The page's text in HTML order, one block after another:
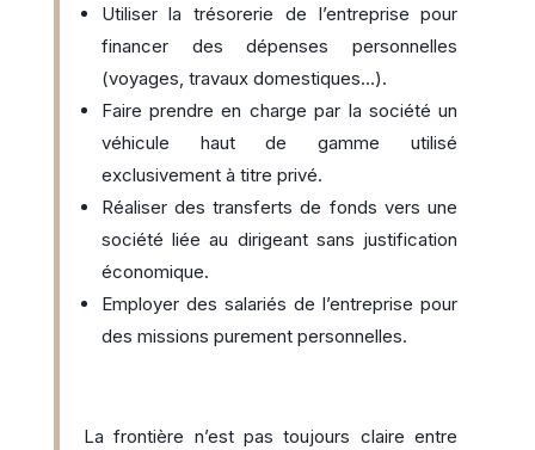
Utiliser la trésorerie de l’entreprise pour
financer des dépenses personnelles
(voyages, travaux domestiques…).
Faire prendre en charge par la société un
véhicule haut de gamme utilisé
exclusivement à titre privé.
Réaliser des transferts de fonds vers une
société liée au dirigeant sans justification
économique.
Employer des salariés de l’entreprise pour
des missions purement personnelles.
La frontière n’est pas toujours claire entre